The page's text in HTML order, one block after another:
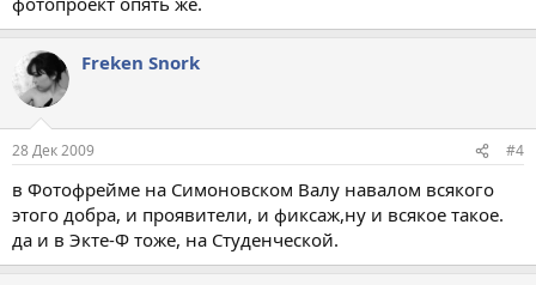
Freken Snork
28 Дек 2009 #4
в Фотофрейме на Симоновском Валу навалом всякого
этого добра, и проявители, и фиксаж,ну и всякое такое.
да и в Экте-Ф тоже, на Студенческой.